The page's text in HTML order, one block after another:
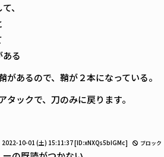
、
る
があるので、鞘が２本になっている。
タックで、刀のみに戻ります。
2022-10-01 (土) 15:11:37[ID:xNXQs5bIGMc] ブロック